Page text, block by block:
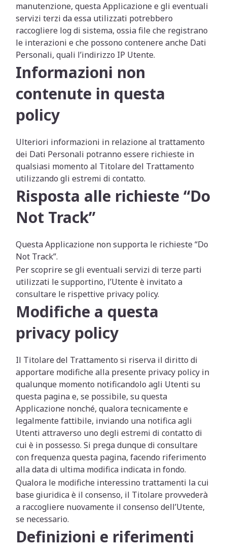
manutenzione, questa Applicazione e gli eventuali
servizi terzi da essa utilizzati potrebbero
raccogliere log di sistema, ossia file che registrano
le interazioni e che possono contenere anche Dati
Personali, quali l’indirizzo IP Utente.
Informazioni non
contenute in questa
policy
Ulteriori informazioni in relazione al trattamento
dei Dati Personali potranno essere richieste in
qualsiasi momento al Titolare del Trattamento
utilizzando gli estremi di contatto.
Risposta alle richieste “Do
Not Track”
Questa Applicazione non supporta le richieste “Do
Not Track”.
Per scoprire se gli eventuali servizi di terze parti
utilizzati le supportino, l’Utente è invitato a
consultare le rispettive privacy policy.
Modifiche a questa
privacy policy
Il Titolare del Trattamento si riserva il diritto di
apportare modifiche alla presente privacy policy in
qualunque momento notificandolo agli Utenti su
questa pagina e, se possibile, su questa
Applicazione nonché, qualora tecnicamente e
legalmente fattibile, inviando una notifica agli
Utenti attraverso uno degli estremi di contatto di
cui è in possesso. Si prega dunque di consultare
con frequenza questa pagina, facendo riferimento
alla data di ultima modifica indicata in fondo.
Qualora le modifiche interessino trattamenti la cui
base giuridica è il consenso, il Titolare provvederà
a raccogliere nuovamente il consenso dell’Utente,
se necessario.
Definizioni e riferimenti